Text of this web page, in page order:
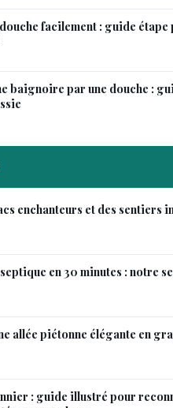
facilement : guide
baignoire par une douche :
enchanteurs et des sentiers
en 30 minutes : notre
allée piétonne élégante en
: guide illustré pour